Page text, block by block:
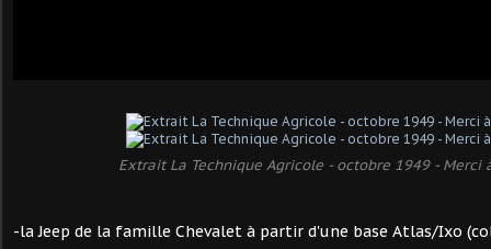
Extrait La Technique Agricole - octobre 1949 - Merci
-la Jeep de la famille Chevalet à partir d'une base Atlas/Ixo